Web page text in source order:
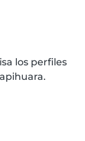
los perfiles